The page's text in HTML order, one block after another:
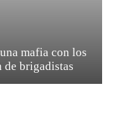
mafia con los
de brigadistas